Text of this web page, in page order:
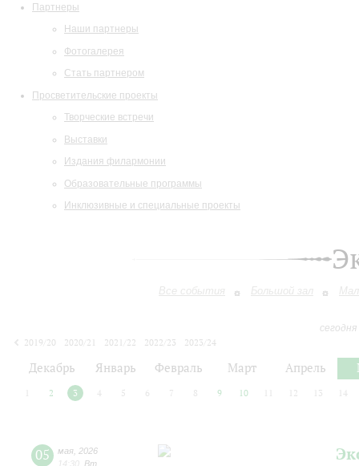
Партнеры
Наши партнеры
Фотогалерея
Стать партнером
Просветительские проекты
Творческие встречи
Выставки
Издания филармонии
Образовательные программы
Инклюзивные и специальные проекты
Все события Большой зал
2019/20
2020/21 2021/22 2022/23
2023/24
Декабрь Январь Февраль Март Апрель
2 3 4 5 6 7 8 9 10 12 13 14
05 мая 2026
14:30 Вт